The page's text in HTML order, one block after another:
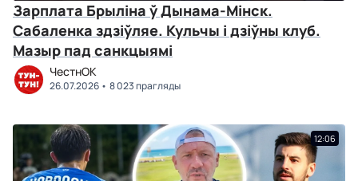
Зарплата Брыліна ў Дынама-Мінск.
Сабаленка здзіўляе. Кульчы і дзіўны клуб.
Мазыр пад санкцыямі
ЧестнОК
26.07.2026 8 023 прагляды
12:06